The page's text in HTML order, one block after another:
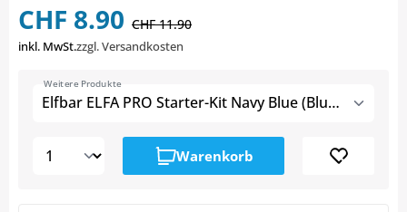
CHF 8.90 CHF 11.90
inkl. MwSt.zzgl. Versandkosten
Elfbar ELFA PRO Starter-Kit Navy Blue (Blueberry Sour Raspberry) 20mg
Weitere Produkte
Warenkorb